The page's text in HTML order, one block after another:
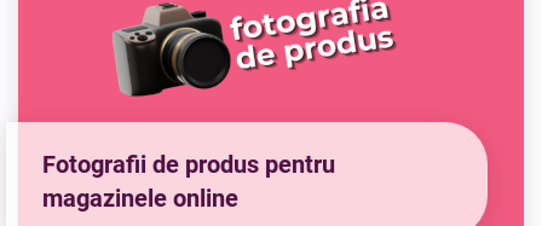
Fotografii de produs pentru
magazinele online